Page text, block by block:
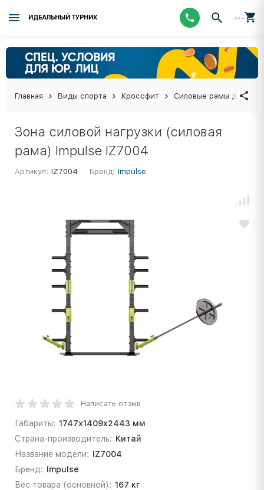
ИДЕАЛЬНЫЙ ТУРНИК ---
Главная Виды спорта Кроссфит Силовые рамы для
Зона силовой нагрузки (силовая
рама) Impulse IZ7004
Артикул: IZ7004 Бренд: Impulse
Написать отзыв
Габариты: 1747x1409x2443 мм
Страна-производитель: Китай
Название модели: IZ7004
Бренд: Impulse
Вес товара (основной): 167 кг